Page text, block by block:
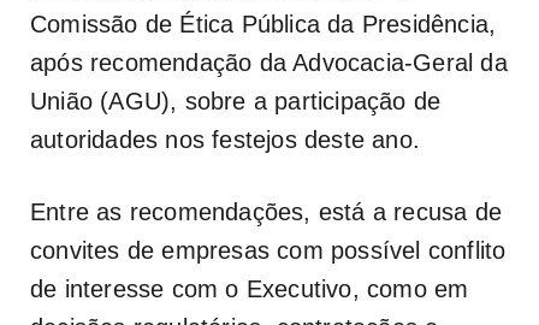
Comissão de Ética Pública da Presidência,
após recomendação da Advocacia-Geral da
União (AGU), sobre a participação de
autoridades nos festejos deste ano.
Entre as recomendações, está a recusa de
convites de empresas com possível conflito
de interesse com o Executivo, como em